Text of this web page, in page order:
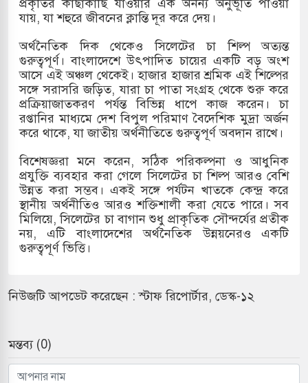
জাদুঘর নতুন বাংলাদেশের পথচলার কেন্দ্র হবে: ড.
বিভিন্ন খাতে সৌদির বিনিয়োগের আহবান প্রধানমন্ত্রীর
হামলায় ছাত্রদল ও ছাত্রলীগের আচরণ ইসরায়েলের
পথে ইসরায়েলীরা,হাতছাড়ার ঝুঁকিতে জরুরি
পাহাড়ি ঢলে ফুঁসে উঠেছে তিস্তা
মুক্তির দাবিতে পাকিস্তানজুড়ে পিটিআইয়ের আজ
প্রকৃতির কাছাকাছি যাওয়ার এক অনন্য অনুভূতি পাওয়া
যায়, যা শহুরে জীবনের ক্লান্তি দূর করে দেয়।
অর্থনৈতিক দিক থেকেও সিলেটের চা শিল্প অত্যন্ত
গুরুত্বপূর্ণ। বাংলাদেশে উৎপাদিত চায়ের একটি বড় অংশ
আসে এই অঞ্চল থেকেই। হাজার হাজার শ্রমিক এই শিল্পের
সঙ্গে সরাসরি জড়িত, যারা চা পাতা সংগ্রহ থেকে শুরু করে
প্রক্রিয়াজাতকরণ পর্যন্ত বিভিন্ন ধাপে কাজ করেন। চা
রপ্তানির মাধ্যমে দেশ বিপুল পরিমাণ বৈদেশিক মুদ্রা অর্জন
করে থাকে, যা জাতীয় অর্থনীতিতে গুরুত্বপূর্ণ অবদান রাখে।
বিশেষজ্ঞরা মনে করেন, সঠিক পরিকল্পনা ও আধুনিক
প্রযুক্তি ব্যবহার করা গেলে সিলেটের চা শিল্প আরও বেশি
উন্নত করা সম্ভব। একই সঙ্গে পর্যটন খাতকে কেন্দ্র করে
স্থানীয় অর্থনীতিও আরও শক্তিশালী করা যেতে পারে। সব
মিলিয়ে, সিলেটের চা বাগান শুধু প্রাকৃতিক সৌন্দর্যের প্রতীক
নয়, এটি বাংলাদেশের অর্থনৈতিক উন্নয়নেরও একটি
গুরুত্বপূর্ণ ভিত্তি।
নিউজটি আপডেট করেছেন : স্টাফ রিপোর্টার, ডেস্ক-১২
মন্তব্য (0)